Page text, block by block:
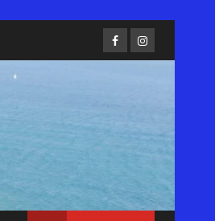
FacebookInstagram